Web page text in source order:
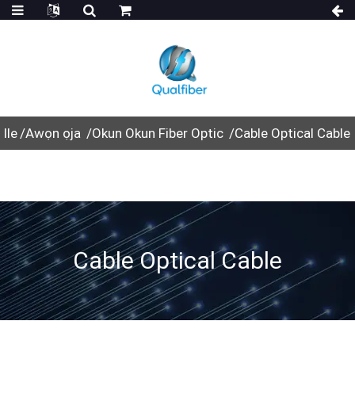
Ile Awọn ọja Okun Okun Fiber Optic Cable Optical Cable
Cable Optical Cable